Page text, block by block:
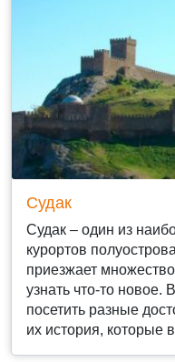
Судак
Судак – один из
курортов
приезжает
узнать что-то
посетить разные
их история, которые